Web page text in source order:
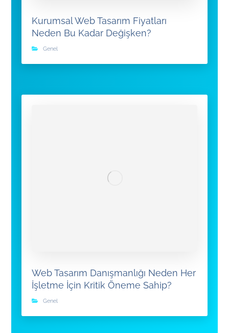
Kurumsal Web Tasarım Fiyatları
Neden Bu Kadar Değişken?
Genel
Web Tasarım Danışmanlığı Neden Her
İşletme İçin Kritik Öneme Sahip?
Genel